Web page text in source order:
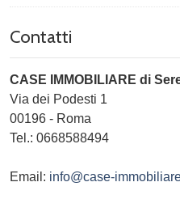
Contatti
CASE IMMOBILIARE di
Via dei Podesti 1
00196 - Roma
Tel.: 0668588494
Email: info@case-